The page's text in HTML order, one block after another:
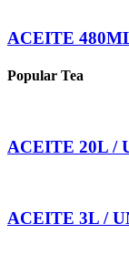
ACEITE
Popular Tea
ACEITE 20L /
ACEITE 3L /